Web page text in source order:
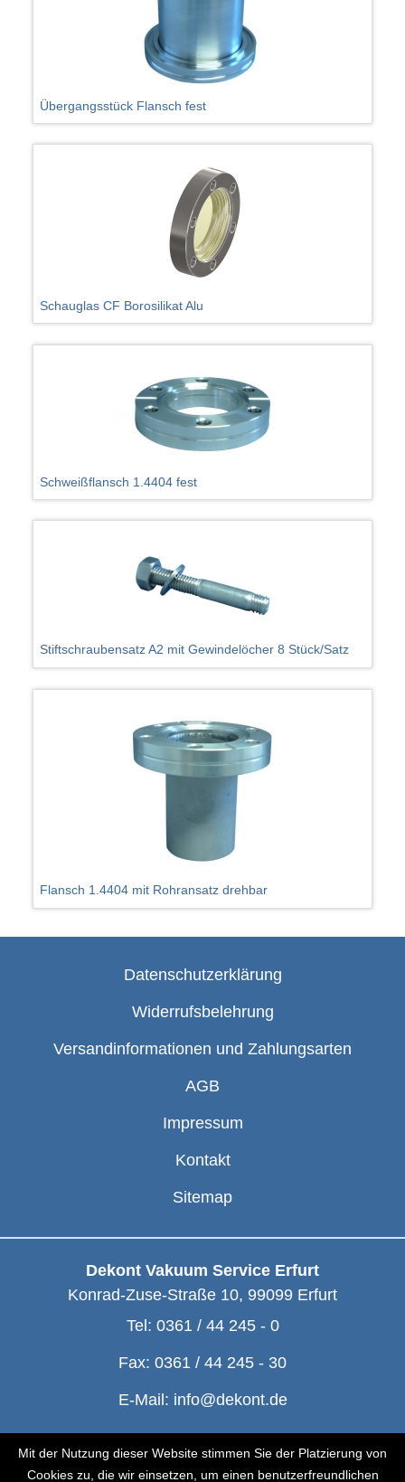
Mit der Nutzung dieser Website stimmen Sie der Platzierung von
Cookies zu, die wir einsetzen, um einen benutzerfreundlichen
Übergangsstück Flansch fest
Schauglas CF Borosilikat Alu
Schweißflansch 1.4404 fest
Stiftschraubensatz A2 mit Gewindelöcher 8 Stück/Satz
Flansch 1.4404 mit Rohransatz drehbar
Datenschutzerklärung
Widerrufsbelehrung
Versandinformationen und Zahlungsarten
AGB
Impressum
Kontakt
Sitemap
Dekont Vakuum Service Erfurt
Konrad-Zuse-Straße 10, 99099 Erfurt
Tel: 0361 / 44 245 - 0
Fax: 0361 / 44 245 - 30
E-Mail: info@dekont.de
© Dekont 1991 - 2026